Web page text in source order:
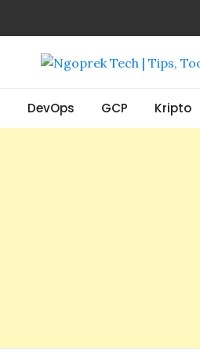
Tools, dan
DevOps GCP Kripto